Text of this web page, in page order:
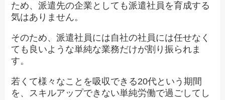
ため、派遣先の企業としても派遣社員を育成する
気はありません。
そのため、派遣社員には自社の社員には任せなく
ても良いような単純な業務だけが割り振られま
す。
若くて様々なことを吸収できる20代という期間
を、スキルアップできない単純労働で過ごしてし